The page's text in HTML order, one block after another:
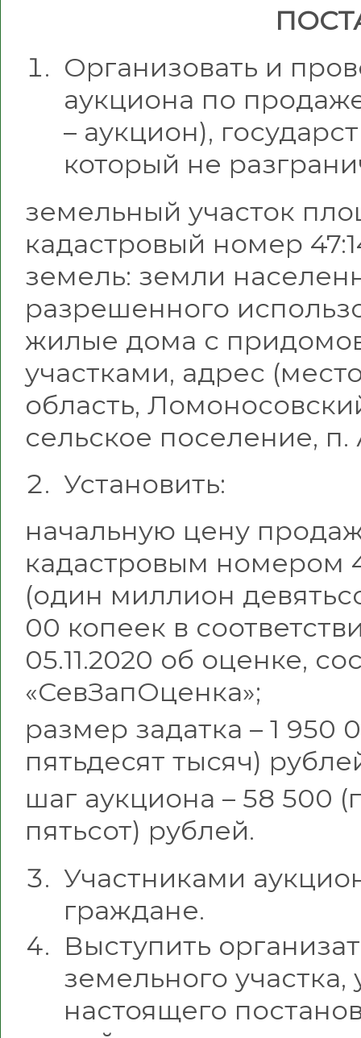
Организовать и
аукциона по
– аукцион),
который не
земельный участок
кадастровый номер
земель: земли
разрешенного
жилые дома с
участками, адрес
область,
сельское поселение,
Установить:
начальную цену
кадастровым номером
(один миллион
00 копеек в
05.11.2020 об оценке,
«СевЗапОценка»;
размер задатка – 1
пятьдесят тысяч)
шаг аукциона – 58 500
пятьсот) рублей.
Участниками
граждане.
Выступить
земельного участка,
настоящего